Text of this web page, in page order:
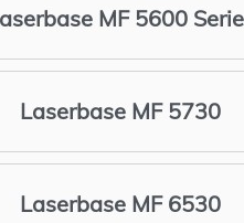
MF 5600
Laserbase MF 5730
Laserbase MF 6530